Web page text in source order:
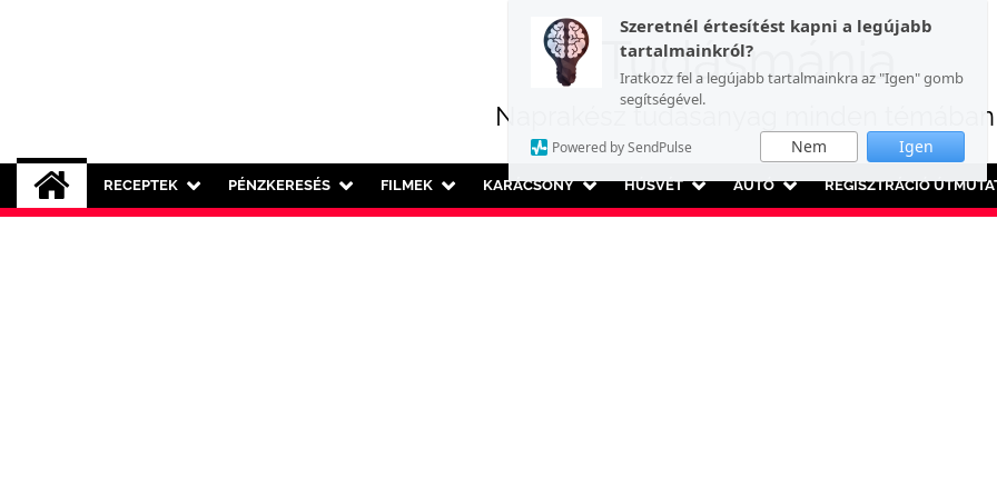
Szeretnél értesítést kapni a legújabb
tartalmainkról?
Iratkozz fel a legújabb tartalmainkra az "Igen" gomb
segítségével.
Nem Igen
Powered by SendPulse
Tudásmánia
Naprakész tudásanyag minden
RECEPTEK PÉNZKERESÉS FILMEK KARÁCSONY HÚSVÉT AUTÓ REGISZTRÁCIÓ